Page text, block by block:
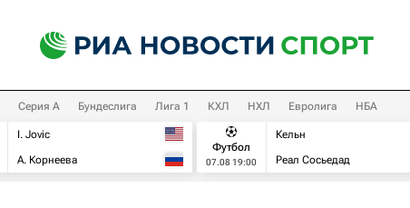
Серия А Бундеслига Лига 1 КХЛ НХЛ Евролига НБА
I. Jovic
А. Корнеева
Футбол
07.08 19:00
Кельн
Реал Сосьедад